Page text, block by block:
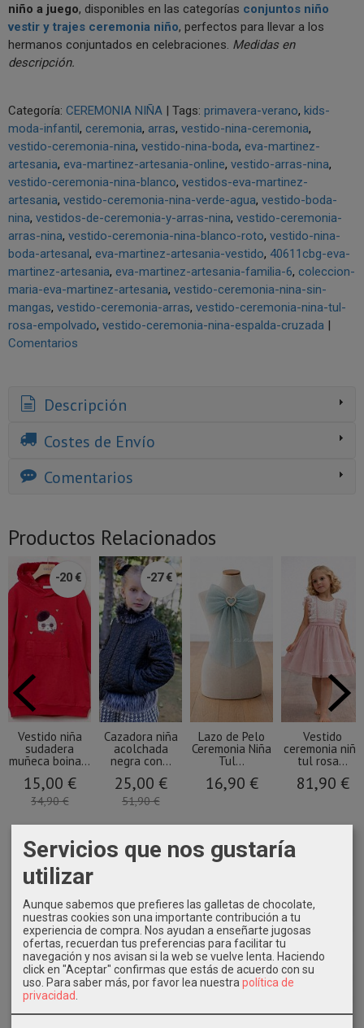
niño a juego, disponibles en las categorías conjuntos niño
vestir y trajes ceremonia niño, perfectos para llevar a los
hermanos conjuntados en celebraciones. Medidas en
descripción.
Categoría: CEREMONIA NIÑA | Tags: primavera-verano kids-
moda-infantil ceremonia arras vestido-nina-ceremonia
vestido-ceremonia-nina vestido-nina-boda eva-martinez-
artesania eva-martinez-artesania-online vestido-arras-nina
vestido-ceremonia-nina-blanco vestidos-eva-martinez-
artesania vestido-ceremonia-nina-verde-agua vestido-boda-
nina vestidos-de-ceremonia-y-arras-nina vestido-ceremonia-
arras-nina vestido-ceremonia-nina-blanco-roto vestido-nina-
boda-artesanal eva-martinez-artesania-vestido 40611cbg-eva-
martinez-artesania eva-martinez-artesania-familia-6 coleccion-
maria-eva-martinez-artesania vestido-ceremonia-nina-sin-
mangas vestido-ceremonia-arras vestido-ceremonia-nina-tul-
rosa-empolvado vestido-ceremonia-nina-espalda-cruzada |
Comentarios
Descripción
Costes de Envío
Comentarios
Productos Relacionados
-20 €
Vestido niña
sudadera
muñeca boina...
15,00 €
34,90 €
-27 €
Cazadora niña
acolchada
negra con...
25,00 €
51,90 €
Lazo de Pelo
Ceremonia Niña
Tul...
16,90 €
Vestido
ceremonia niña
tul rosa...
81,90 €
Servicios que nos gustaría
utilizar
Aunque sabemos que prefieres las galletas de chocolate,
nuestras cookies son una importante contribución a tu
experiencia de compra. Nos ayudan a enseñarte jugosas
ofertas, recuerdan tus preferencias para facilitar tu
navegación y nos avisan si la web se vuelve lenta. Haciendo
click en "Aceptar" confirmas que estás de acuerdo con su
uso. Para saber más, por favor lea nuestra política de
privacidad